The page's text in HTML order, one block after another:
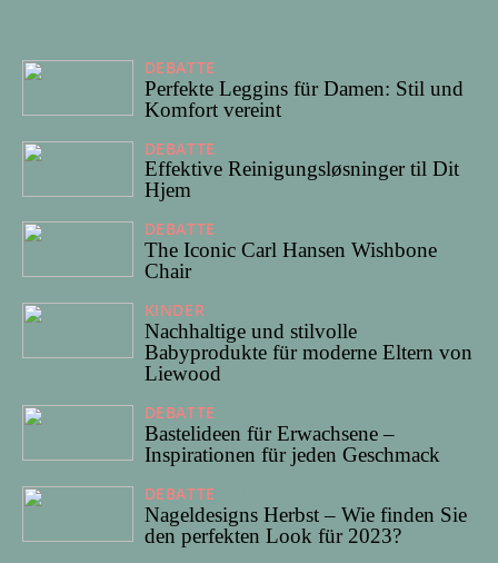
DEBATTE
Perfekte Leggins für Damen: Stil und
Komfort vereint
DEBATTE
Effektive Reinigungsløsninger til Dit
Hjem
DEBATTE
The Iconic Carl Hansen Wishbone
Chair
KINDER
Nachhaltige und stilvolle
Babyprodukte für moderne Eltern von
Liewood
DEBATTE
Bastelideen für Erwachsene –
Inspirationen für jeden Geschmack
DEBATTE
Nageldesigns Herbst – Wie finden Sie
den perfekten Look für 2023?